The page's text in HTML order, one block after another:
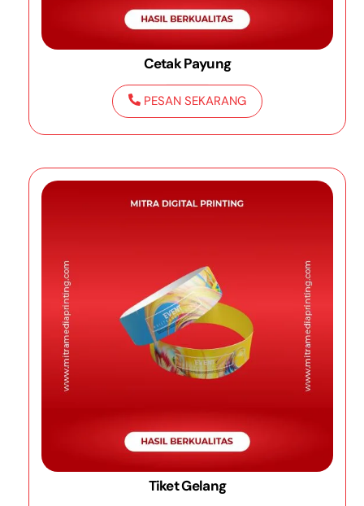
Cetak Payung
PESAN SEKARANG
Tiket Gelang